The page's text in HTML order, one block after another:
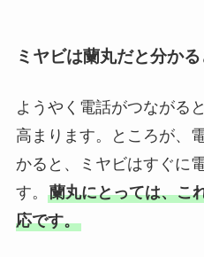
ミヤビは蘭丸だと分か
ようやく電話がつながる
高まります。ところが、
かると、ミヤビはすぐに
す。 蘭丸にとっては、こ
応です。